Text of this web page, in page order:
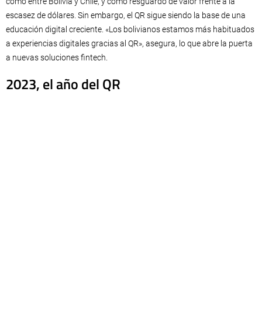
escasez de dólares. Sin embargo, el QR sigue siendo la base de una
educación digital creciente. «Los bolivianos estamos más habituados
a experiencias digitales gracias al QR», asegura, lo que abre la puerta
a nuevas soluciones fintech.
2023, el año del QR